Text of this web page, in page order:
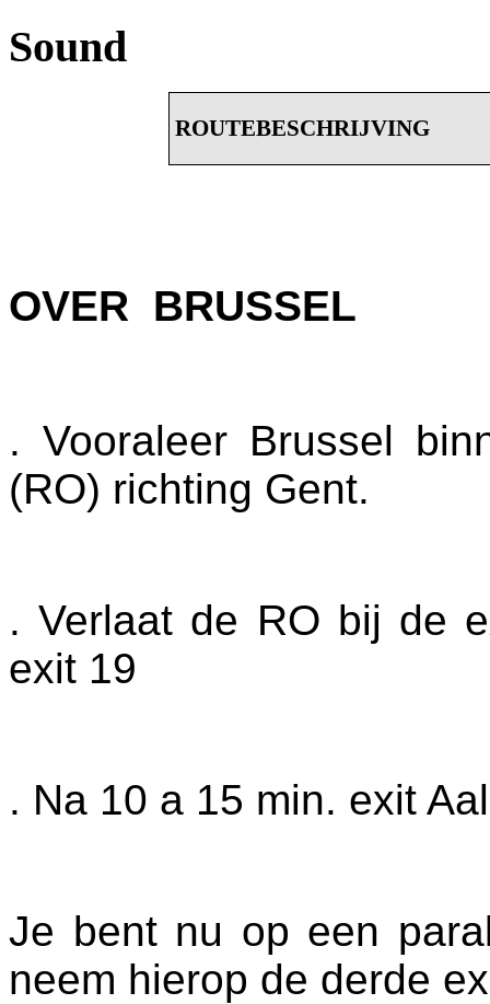
Sound
ROUTEBESCHRIJVING
OVER BRUSSEL
. Vooraleer Brussel
(RO) richting Gent.
. Verlaat de RO bij de
exit 19
. Na 10 a 15 min. exit
Je bent nu op een
neem hierop de derde